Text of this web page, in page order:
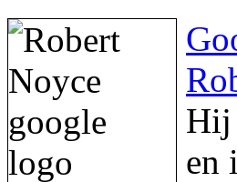
Hij
en